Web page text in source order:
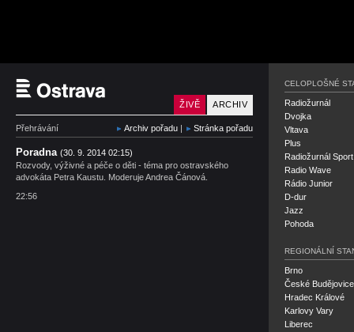
Český rozhlas Ostrava
ARCHIV
ŽIVĚ
Přehrávání Archiv pořadu | Stránka pořadu
Poradna (30. 9. 2014 02:15)
Rozvody, výživné a péče o děti - téma pro ostravského
advokáta Petra Kaustu. Moderuje Andrea Čánová.
22:56
CELOPLOŠNÉ
Radiožurnál
Dvojka
Vltava
Plus
Radiožurnál Sport
Radio Wave
Rádio Junior
D-dur
Jazz
Pohoda
REGIONÁLNÍ
Brno
České Budějovice
Hradec Králové
Karlovy Vary
Liberec